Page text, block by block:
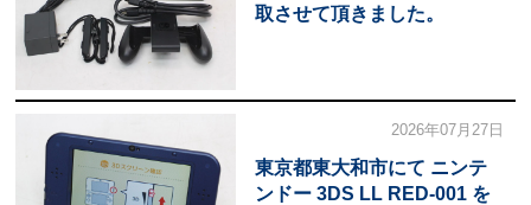
取させて頂きました。
2026年07月27日
東京都東大和市にて ニンテ
ンドー 3DS LL RED-001 を